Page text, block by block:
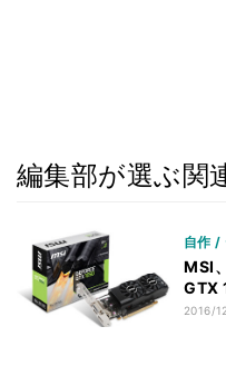
編集部が選ぶ関
自作 /
MSI
GTX
2016/